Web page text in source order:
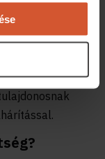
azt jelenti,
oldják
Így egy